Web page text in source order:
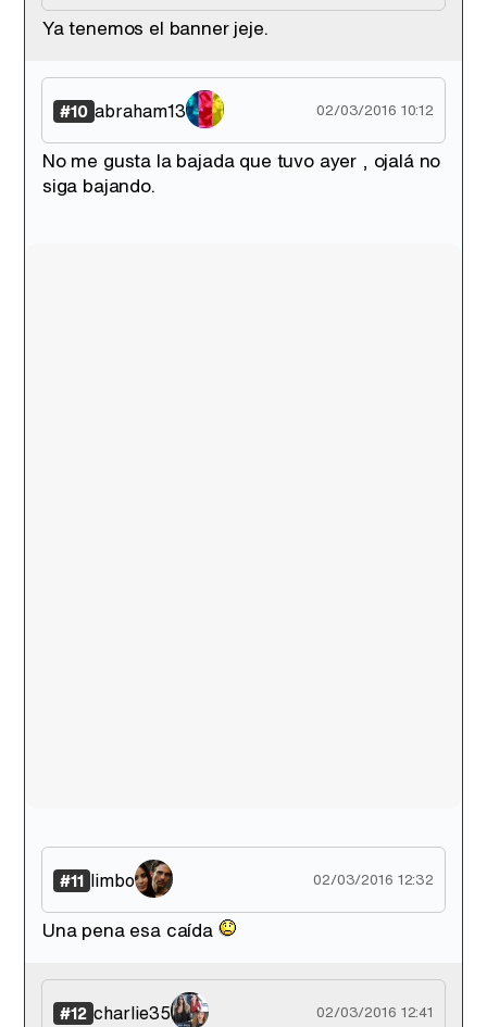
Ya tenemos el banner jeje.
#10 abraham13 02/03/2016 10:12
No me gusta la bajada que tuvo ayer , ojalá no
siga bajando.
#11 limbo 02/03/2016 12:32
Una pena esa caída
#12 charlie35 02/03/2016 12:41